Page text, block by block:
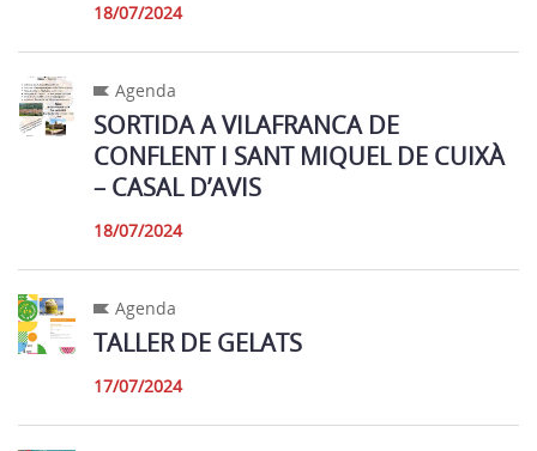
18/07/2024
Agenda
SORTIDA A VILAFRANCA DE
CONFLENT I SANT MIQUEL DE CUIXÀ
– CASAL D’AVIS
18/07/2024
Agenda
TALLER DE GELATS
17/07/2024